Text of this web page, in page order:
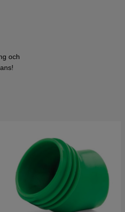
och